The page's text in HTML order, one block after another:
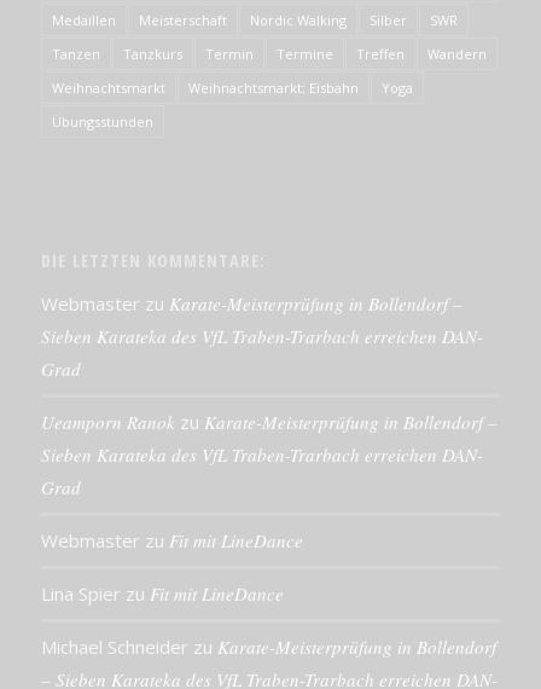
Medaillen
Meisterschaft Nordic Walking Silber
SWR
Tanzen
Tanzkurs Termin Termine Treffen
Wandern
Weihnachtsmarkt
Weihnachtsmarkt; Eisbahn
Yoga
Übungsstunden
DIE LETZTEN KOMMENTARE:
Webmaster zu Karate-Meisterprüfung in Bollendorf –
Sieben Karateka des VfL Traben-Trarbach erreichen DAN-
Grad
Ueamporn Ranok zu Karate-Meisterprüfung in Bollendorf –
Sieben Karateka des VfL Traben-Trarbach erreichen DAN-
Grad
Webmaster zu Fit mit LineDance
Lina Spier zu Fit mit LineDance
Michael Schneider zu Karate-Meisterprüfung in Bollendorf
– Sieben Karateka des VfL Traben-Trarbach erreichen DAN-